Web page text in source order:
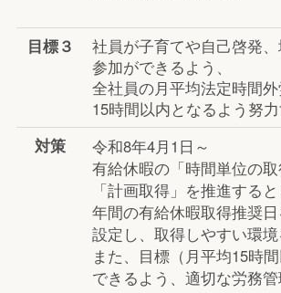
目標３
社員が子育てや自己啓発
参加ができるよう、
全社員の月平均法定時間
15時間以内となるよう努力
対策
令和8年4月1日～
有給休暇の「時間単位の
「計画取得」を推進すると
年間の有給休暇取得推奨
設定し、取得しやすい環境
また、目標（月平均15時
できるよう、適切な労務管